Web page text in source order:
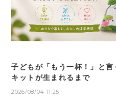
子どもが「もう一杯！」と
キットが生まれるまで
2026/08/04 11:25